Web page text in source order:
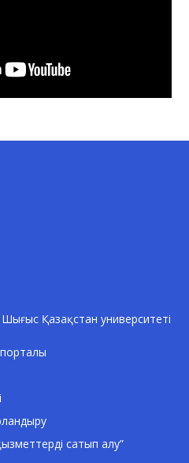
Қазақстан университеті
сатып алу”
— Сәрсен
Қазақстан
докторантура